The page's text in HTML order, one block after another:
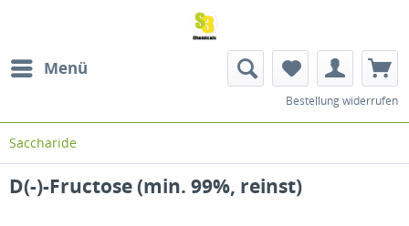
Menü
Bestellung widerrufen
Saccharide
D(-)-Fructose (min. 99%, reinst)